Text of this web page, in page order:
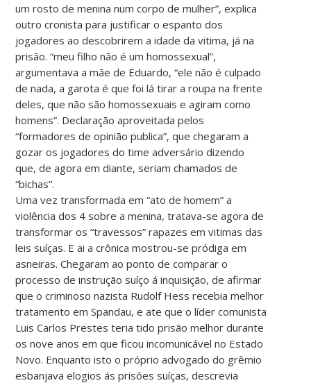
um rosto de menina num corpo de mulher”, explica
outro cronista para justificar o espanto dos
jogadores ao descobrirem a idade da vitima, já na
prisão. “meu filho não é um homossexual”,
argumentava a mãe de Eduardo, “ele não é culpado
de nada, a garota é que foi lá tirar a roupa na frente
deles, que não são homossexuais e agiram como
homens”. Declaração aproveitada pelos
“formadores de opinião publica”, que chegaram a
gozar os jogadores do time adversário dizendo
que, de agora em diante, seriam chamados de
“bichas”.
Uma vez transformada em “ato de homem” a
violência dos 4 sobre a menina, tratava-se agora de
transformar os “travessos” rapazes em vitimas das
leis suíças. E ai a crônica mostrou-se pródiga em
asneiras. Chegaram ao ponto de comparar o
processo de instrução suíço á inquisição, de afirmar
que o criminoso nazista Rudolf Hess recebia melhor
tratamento em Spandau, e ate que o líder comunista
Luis Carlos Prestes teria tido prisão melhor durante
os nove anos em que ficou incomunicável no Estado
Novo. Enquanto isto o próprio advogado do grêmio
esbanjava elogios ás prisões suíças, descrevia